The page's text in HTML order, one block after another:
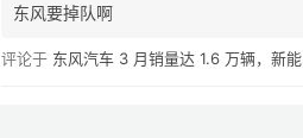
东风要掉队啊
评论于 东风汽车 3 月销量达 1.6 万辆，新能源汽车 Q1 累计销量同比下滑 54.02%